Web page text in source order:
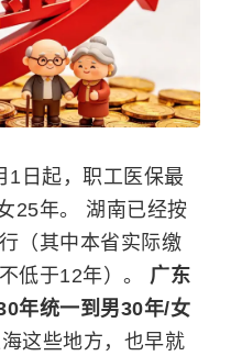
1日起，职工医保最
25年。 湖南已经按
（其中本省实际缴
低于12年）。 广东
年统一到男30年/女
这些地方，也早就